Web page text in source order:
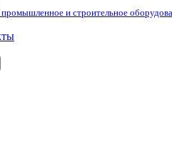
промышленное и строительное